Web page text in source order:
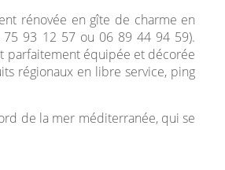
rénovée en gîte de charme en
75 93 12 57 ou 06 89 44 94 59).
parfaitement équipée et décorée
régionaux en libre service, ping
de la mer méditerranée, qui se